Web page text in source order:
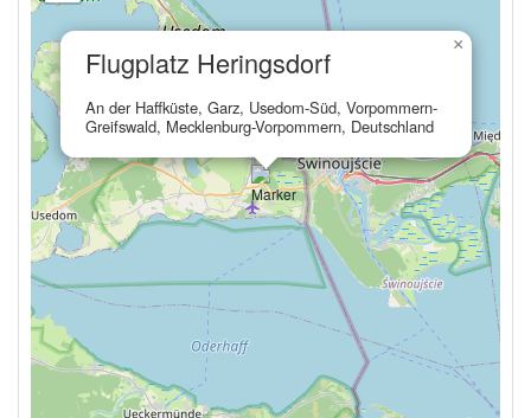
Flugplatz Heringsdorf
An der Haffküste, Garz, Usedom-Süd, Vorpommern-
Greifswald, Mecklenburg-Vorpommern, Deutschland
×